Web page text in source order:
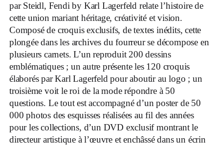
par Steidl, Fendi by Karl Lagerfeld relate l’histoire de
cette union mariant héritage, créativité et vision.
Composé de croquis exclusifs, de textes inédits, cette
plongée dans les archives du fourreur se décompose en
plusieurs carnets. L’un reproduit 200 dessins
emblématiques ; un autre présente les 120 croquis
élaborés par Karl Lagerfeld pour aboutir au logo ; un
troisième voit le roi de la mode répondre à 50
questions. Le tout est accompagné d’un poster de 50
000 photos des esquisses réalisées au fil des années
pour les collections, d’un DVD exclusif montrant le
directeur artistique à l’œuvre et enchâssé dans un écrin